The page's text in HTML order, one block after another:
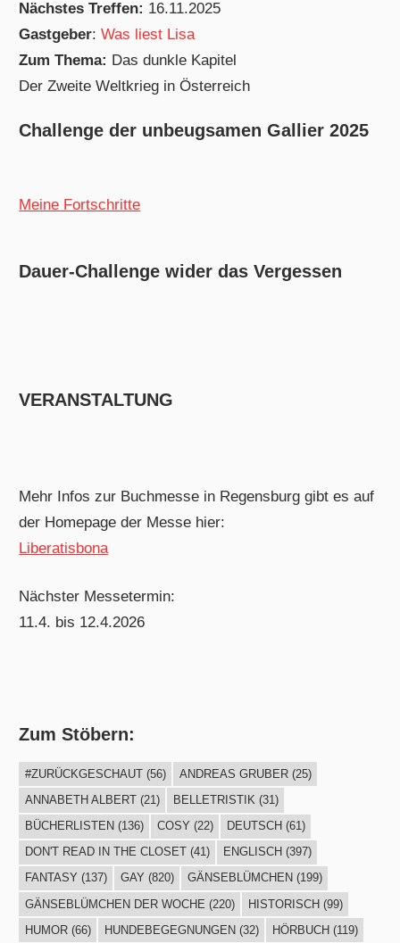
Nächstes Treffen: 16.11.2025
Gastgeber:Was liest Lisa
Zum Thema: Das dunkle Kapitel
Der Zweite Weltkrieg in Österreich
Challenge der unbeugsamen Gallier 2025
Meine Fortschritte
Dauer-Challenge wider das Vergessen
VERANSTALTUNG
Mehr Infos zur Buchmesse in Regensburg gibt es auf
der Homepage der Messe hier:
Liberatisbona
Nächster Messetermin:
11.4. bis 12.4.2026
Zum Stöbern:
#ZURÜCKGESCHAUT(56) ANDREAS GRUBER(25)
ANNABETH ALBERT(21) BELLETRISTIK (31)
BÜCHERLISTEN (136) COSY (22) DEUTSCH (61)
DON'T READ IN THE CLOSET(41) ENGLISCH (397)
FANTASY (137) GAY (820) GÄNSEBLÜMCHEN (199)
GÄNSEBLÜMCHEN DER WOCHE (220) HISTORISCH(99)
HUMOR(66) HUNDEBEGEGNUNGEN (32) HÖRBUCH (119)